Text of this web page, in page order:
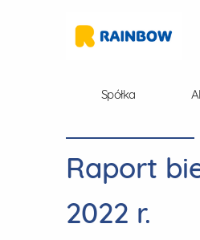
Spółka
Raport
2022 r.